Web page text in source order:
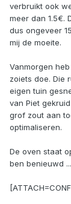
verbruikt ook
meer dan 1.5€.
dus ongeveer
mij de moeite.
Vanmorgen
zoiets doe. Die
eigen tuin
van Piet
grof zout aan
optimaliseren.
De oven staat
ben benieuwd